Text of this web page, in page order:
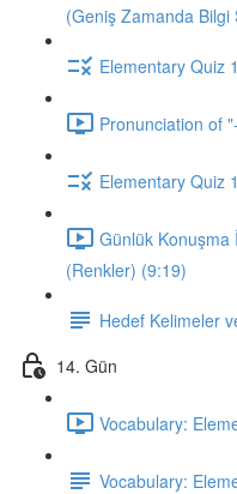
(Geniş Zamanda Bilgi
Elementary Quiz
Pronunciation of
Elementary Quiz
Günlük Konuşma
(Renkler) (9:19)
Hedef Kelimeler
14. Gün
Vocabulary:
Vocabulary: